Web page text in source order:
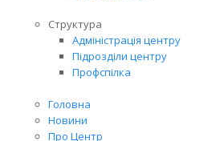
Структура
Адміністрація центру
Підрозділи центру
Профспілка
Головна
Новини
Про Центр